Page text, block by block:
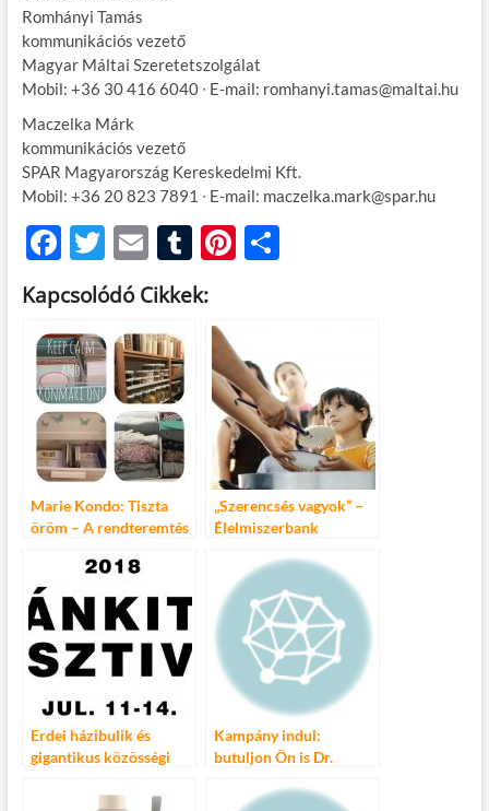
Romhányi Tamás
kommunikációs vezető
Magyar Máltai Szeretetszolgálat
Mobil: +36 30 416 6040 ∙ E-mail: romhanyi.tamas@maltai.hu
Maczelka Márk
kommunikációs vezető
SPAR Magyarország Kereskedelmi Kft.
Mobil: +36 20 823 7891 ∙ E-mail: maczelka.mark@spar.hu
F
ac
e
b
o
o
k
T
w
itt
er
E
m
ail
T
u
m
bl
Pi
es
t
O
e
g
Kapcsolódó Cikkek:
Marie Kondo: Tiszta
öröm – A rendteremtés
„Szerencsés vagyok” –
Élelmiszerbank
kampány
Erdei házibulik és
gigantikus közösségi
szerdától Bánkitó
Kampány indul:
butuljon Ön is Dr.